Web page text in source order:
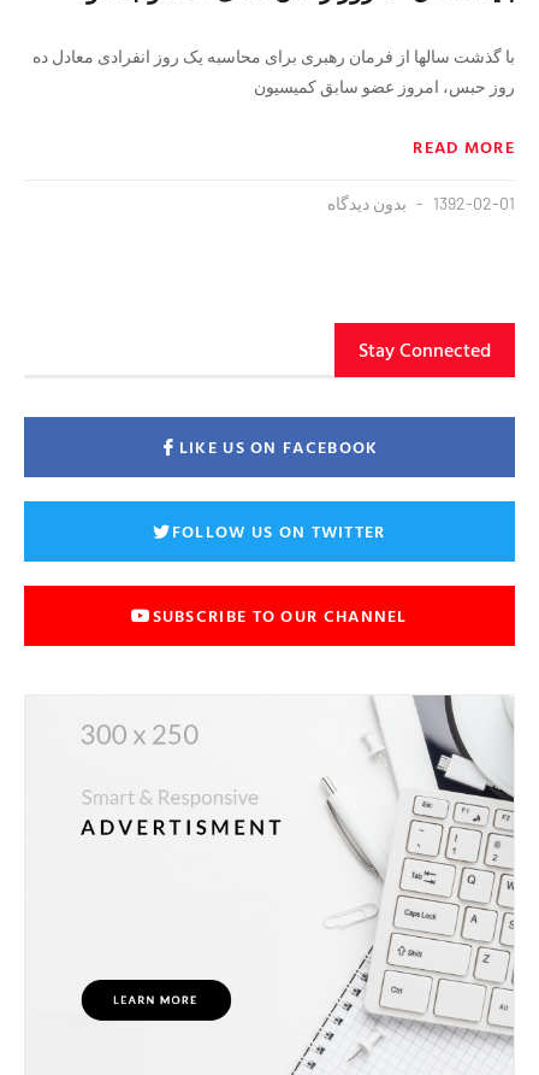
با گذشت سالها از فرمان رهبری برای محاسبه یک روز انفرادی معادل ده
روز حبس، امروز عضو سابق کمیسیون
READ MORE
1392-02-01 بدون دیدگاه
Stay Connected
LIKE US ON FACEBOOK
FOLLOW US ON TWITTER
SUBSCRIBE TO OUR CHANNEL